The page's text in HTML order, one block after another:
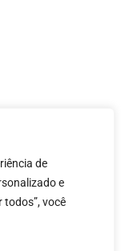
de
e
todos”, você